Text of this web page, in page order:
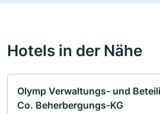
Hotels in der Nähe
Olymp Verwaltungs- und
Co. Beherbergungs-KG